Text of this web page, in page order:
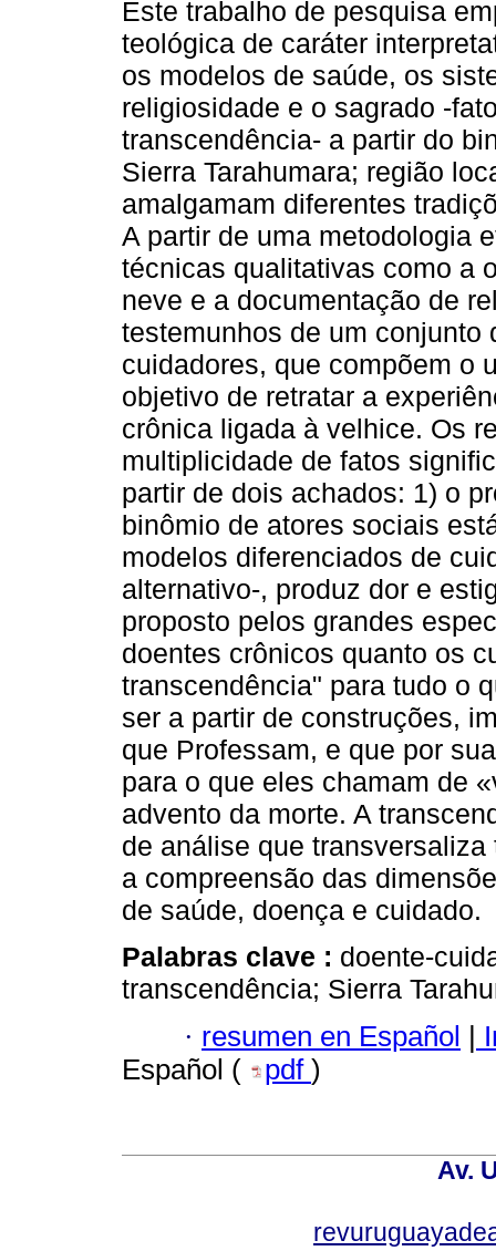
Este trabalho de pesquisa
teológica de caráter
os modelos de saúde, os
religiosidade e o sagrado -
transcendência- a partir do
Sierra Tarahumara; região
amalgamam diferentes
A partir de uma metodologia
técnicas qualitativas como a
neve e a documentação de
testemunhos de um
cuidadores, que compõem o
objetivo de retratar a
crônica ligada à velhice. Os
multiplicidade de fatos
partir de dois achados: 1) o
binômio de atores sociais
modelos diferenciados de
alternativo-, produz dor e
proposto pelos grandes
doentes crônicos quanto os
transcendência" para tudo o
ser a partir de construções,
que Professam, e que por
para o que eles chamam de
advento da morte. A
de análise que
a compreensão das
de saúde, doença e cuidado.
Palabras clave : doente-
transcendência; Sierra
· resumen en Español |
Español (
pdf )
Av.